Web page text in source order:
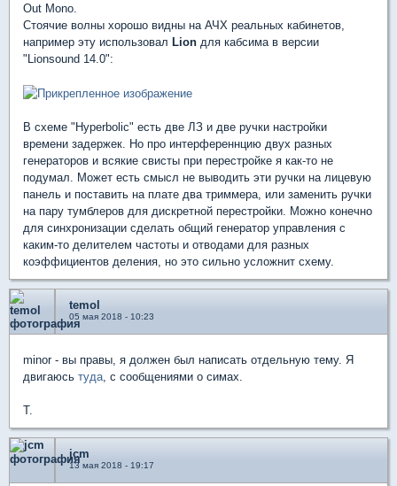
Out Mono.
Стоячие волны хорошо видны на АЧХ реальных кабинетов,
например эту использовал Lion для кабсима в версии
"Lionsound 14.0":
В схеме "Hyperbolic" есть две ЛЗ и две ручки настройки
времени задержек. Но про интерференнцию двух разных
генераторов и всякие свисты при перестройке я как-то не
подумал. Может есть смысл не выводить эти ручки на лицевую
панель и поставить на плате два триммера, или заменить ручки
на пару тумблеров для дискретной перестройки. Можно конечно
для синхронизации сделать общий генератор управления с
каким-то делителем частоты и отводами для разных
коэффициентов деления, но это сильно усложнит схему.
temol
05 мая 2018 - 10:23
minor - вы правы, я должен был написать отдельную тему. Я
двигаюсь туда , с сообщениями о симах.
T.
jcm
13 мая 2018 - 19:17